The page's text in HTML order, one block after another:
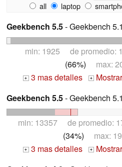
all
laptop
Geekbench 5.5- Geekbench
min: 1925 de promedio:
(66%) max:
+ 3 mas detalles +
Geekbench 5.5- Geekbench
min: 13357 de promedio:
(34%) max:
+ 3 mas detalles +